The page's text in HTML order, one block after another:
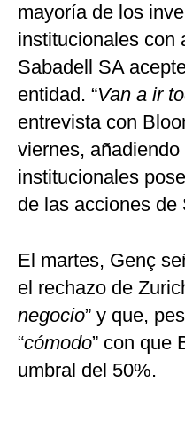
mayoría de los
institucionales con
Sabadell SA
entidad. “Van a ir
entrevista con
viernes,
institucionales
de las acciones de
El martes, Genç
el rechazo de
negocio” y que,
“cómodo” con que
umbral del 50%.